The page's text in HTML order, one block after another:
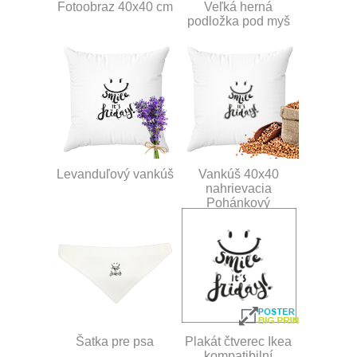
Fotoobraz 40x40 cm
Veľká herná
podložka pod myš
Levanduľový vankúš
Vankúš 40x40
nahrievacia
Pohánkový
Šatka pre psa
Plakát čtverec Ikea